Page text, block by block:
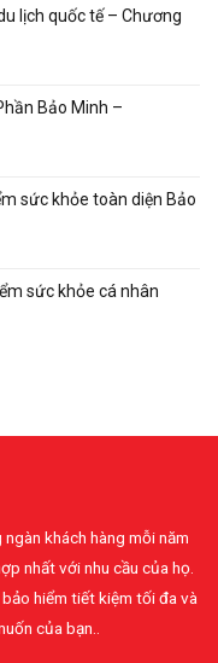
lịch quốc tế – Chương
Bảo Minh –
sức khỏe toàn diện Bảo
sức khỏe cá nhân
ngàn khách hàng mỗi năm
nhất với nhu cầu của họ.
hiểm tiết kiệm tối đa và
của bạn..